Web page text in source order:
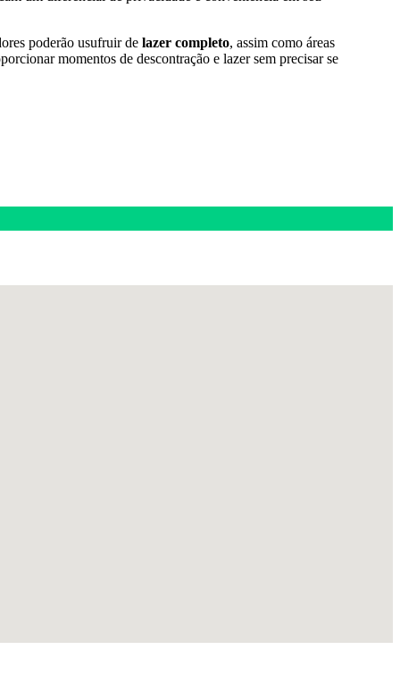
poderão usufruir delazer completo, assim como áreas
momentos de descontração e lazer sem precisar se